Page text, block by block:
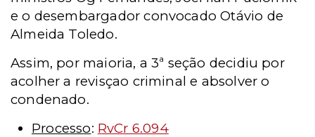
e o desembargador convocado Otávio de
Almeida Toledo.
Assim, por maioria, a 3ª seção decidiu por
acolher a revisçao criminal e absolver o
condenado.
Processo: RvCr 6.094